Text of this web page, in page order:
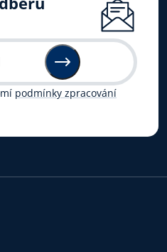
podmínky zpracování